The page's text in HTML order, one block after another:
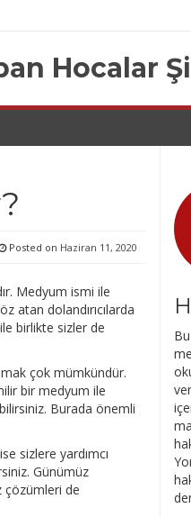
Hocalar
Posted on Haziran 11, 2020
Medyum ismi ile
atan dolandırıcılarda
ile birlikte sizler de
çok mümkündür.
bir medyum ile
Burada önemli
sizlere yardımcı
Günümüz
çözümleri de